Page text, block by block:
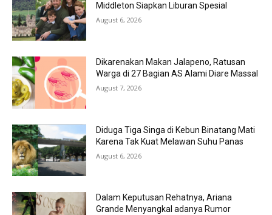
Middleton Siapkan Liburan Spesial
August 6, 2026
Dikarenakan Makan Jalapeno, Ratusan
Warga di 27 Bagian AS Alami Diare Massal
August 7, 2026
Diduga Tiga Singa di Kebun Binatang Mati
Karena Tak Kuat Melawan Suhu Panas
August 6, 2026
Dalam Keputusan Rehatnya, Ariana
Grande Menyangkal adanya Rumor